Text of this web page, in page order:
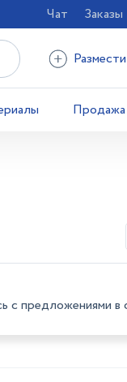
Чат Заказы
Продажа
с предложениями в